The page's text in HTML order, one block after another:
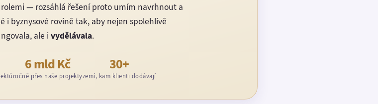
— rozsáhlá řešení proto umím navrhnout a
i byznysové rovině tak, aby nejen spolehlivě
ale i vydělávala.
6 mld Kč
ročně přes naše projekty
30+
zemí, kam klienti dodávají